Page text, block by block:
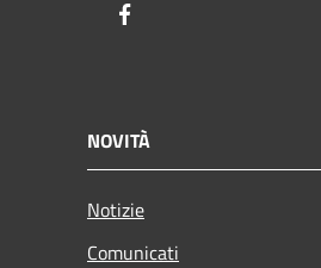
NOVITÀ
Notizie
Comunicati